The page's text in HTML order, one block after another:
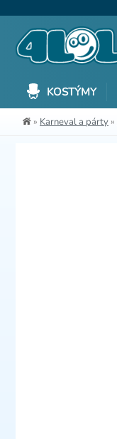
KOSTÝMY
» Karneval a párty »